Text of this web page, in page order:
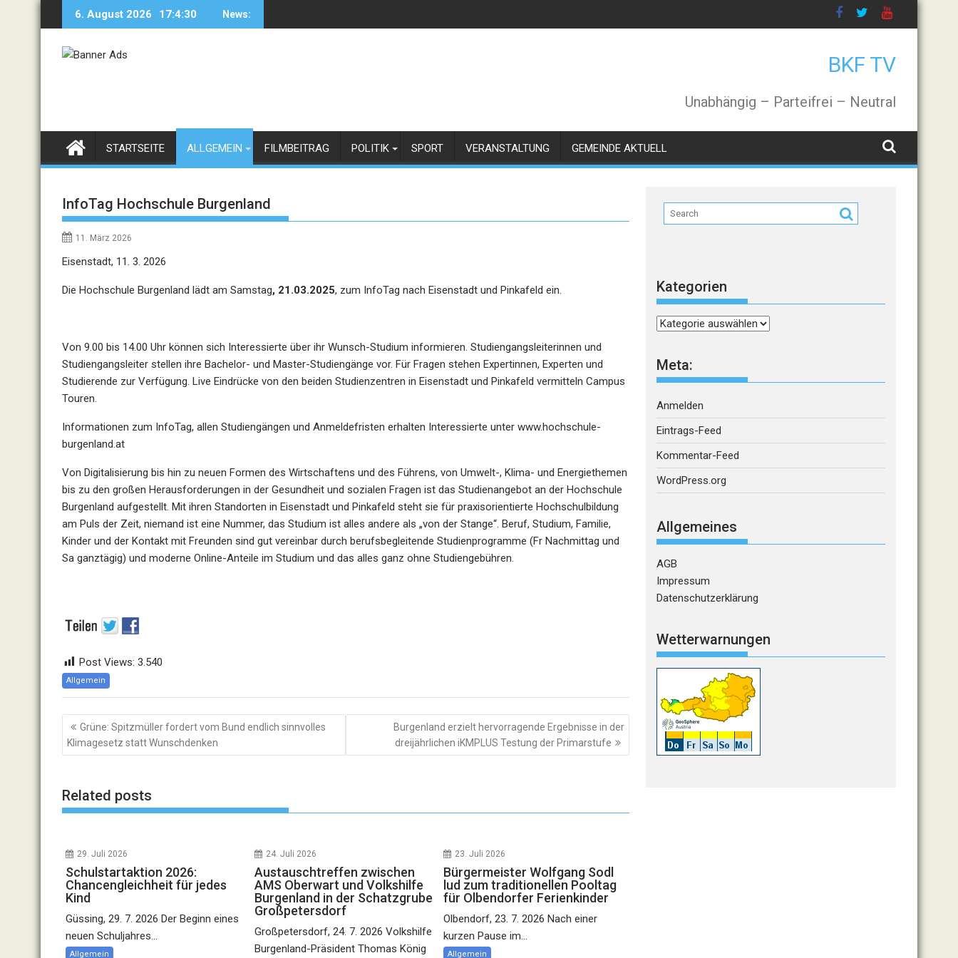
6. August 2026 17:4:30 News:
BKF TV
Unabhängig – Parteifrei – Neutral
STARTSEITE ALLGEMEIN FILMBEITRAG POLITIK SPORT VERANSTALTUNG GEMEINDE AKTUELL
InfoTag Hochschule Burgenland
11. März 2026
Eisenstadt, 11. 3. 2026
Die Hochschule Burgenland lädt am Samstag, 21.03.2025, zum InfoTag nach Eisenstadt und Pinkafeld ein.
Von 9.00 bis 14.00 Uhr können sich Interessierte über ihr Wunsch-Studium informieren. Studiengangsleiterinnen und
Studiengangsleiter stellen ihre Bachelor- und Master-Studiengänge vor. Für Fragen stehen Expertinnen, Experten und
Studierende zur Verfügung. Live Eindrücke von den beiden Studienzentren in Eisenstadt und Pinkafeld vermitteln Campus
Touren.
Informationen zum InfoTag, allen Studiengängen und Anmeldefristen erhalten Interessierte unter www.hochschule-
burgenland.at
Von Digitalisierung bis hin zu neuen Formen des Wirtschaftens und des Führens, von Umwelt-, Klima- und Energiethemen
bis zu den großen Herausforderungen in der Gesundheit und sozialen Fragen ist das Studienangebot an der Hochschule
Burgenland aufgestellt. Mit ihren Standorten in Eisenstadt und Pinkafeld steht sie für praxisorientierte Hochschulbildung
am Puls der Zeit, niemand ist eine Nummer, das Studium ist alles andere als „von der Stange“. Beruf, Studium, Familie,
Kinder und der Kontakt mit Freunden sind gut vereinbar durch berufsbegleitende Studienprogramme (Fr Nachmittag und
Sa ganztägig) und moderne Online-Anteile im Studium und das alles ganz ohne Studiengebühren.
Post Views: 3.540
Allgemein
Beitragsnavigation
Grüne: Spitzmüller fordert vom Bund endlich sinnvolles
Klimagesetz statt Wunschdenken
Burgenland erzielt hervorragende Ergebnisse in der
dreijährlichen iKMPLUS Testung der Primarstufe
Related posts
29. Juli 2026
Schulstartaktion 2026:
Chancengleichheit für jedes
Kind
Güssing, 29. 7. 2026 Der Beginn eines
neuen Schuljahres...
Allgemein
24. Juli 2026
Austauschtreffen zwischen
AMS Oberwart und Volkshilfe
Burgenland in der Schatzgrube
Großpetersdorf
Großpetersdorf, 24. 7. 2026 Volkshilfe
Burgenland-Präsident Thomas König
23. Juli 2026
Bürgermeister Wolfgang Sodl
lud zum traditionellen Pooltag
für Olbendorfer Ferienkinder
Olbendorf, 23. 7. 2026 Nach einer
kurzen Pause im...
Allgemein
Kategorien
Kategorien
Meta:
Anmelden
Eintrags-Feed
Kommentar-Feed
WordPress.org
Allgemeines
AGB
Impressum
Datenschutzerklärung
Wetterwarnungen